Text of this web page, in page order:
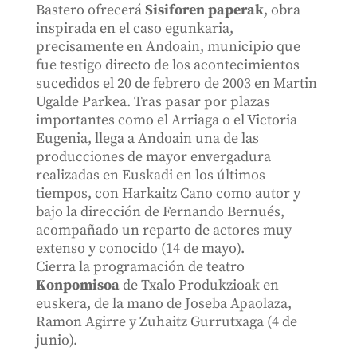
Bastero ofreceráSisiforen paperak, obra
inspirada en el caso egunkaria,
precisamente en Andoain, municipio que
fue testigo directo de los acontecimientos
sucedidos el 20 de febrero de 2003 en Martin
Ugalde Parkea. Tras pasar por plazas
importantes como el Arriaga o el Victoria
Eugenia, llega a Andoain una de las
producciones de mayor envergadura
realizadas en Euskadi en los últimos
tiempos, con Harkaitz Cano como autor y
bajo la dirección de Fernando Bernués,
acompañado un reparto de actores muy
extenso y conocido (14 de mayo).
Cierra la programación de teatro
Konpomisoade Txalo Produkzioak en
euskera, de la mano de Joseba Apaolaza,
Ramon Agirre y Zuhaitz Gurrutxaga (4 de
junio).